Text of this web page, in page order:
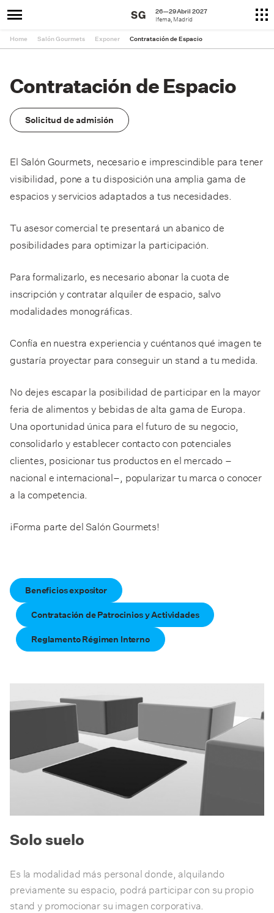
26—29 Abril 2027
Ifema, Madrid
Home Salón Gourmets Exponer Contratación de Espacio
Contratación de Espacio
Solicitud de admisión
El Salón Gourmets, necesario e imprescindible para tener
visibilidad, pone a tu disposición una amplia gama de
espacios y servicios adaptados a tus necesidades.
Tu asesor comercial te presentará un abanico de
posibilidades para optimizar la participación.
Para formalizarlo, es necesario abonar la cuota de
inscripción y contratar alquiler de espacio, salvo
modalidades monográficas.
Confía en nuestra experiencia y cuéntanos qué imagen te
gustaría proyectar para conseguir un stand a tu medida.
No dejes escapar la posibilidad de participar en la mayor
feria de alimentos y bebidas de alta gama de Europa.
Una oportunidad única para el futuro de su negocio,
consolidarlo y establecer contacto con potenciales
clientes, posicionar tus productos en el mercado –
nacional e internacional–, popularizar tu marca o conocer
a la competencia.
¡Forma parte del Salón Gourmets!
Beneficios expositor
Contratación de Patrocinios y Actividades
Reglamento Régimen Interno
Solo suelo
Es la modalidad más personal donde, alquilando
previamente su espacio, podrá participar con su propio
stand y promocionar su imagen corporativa.